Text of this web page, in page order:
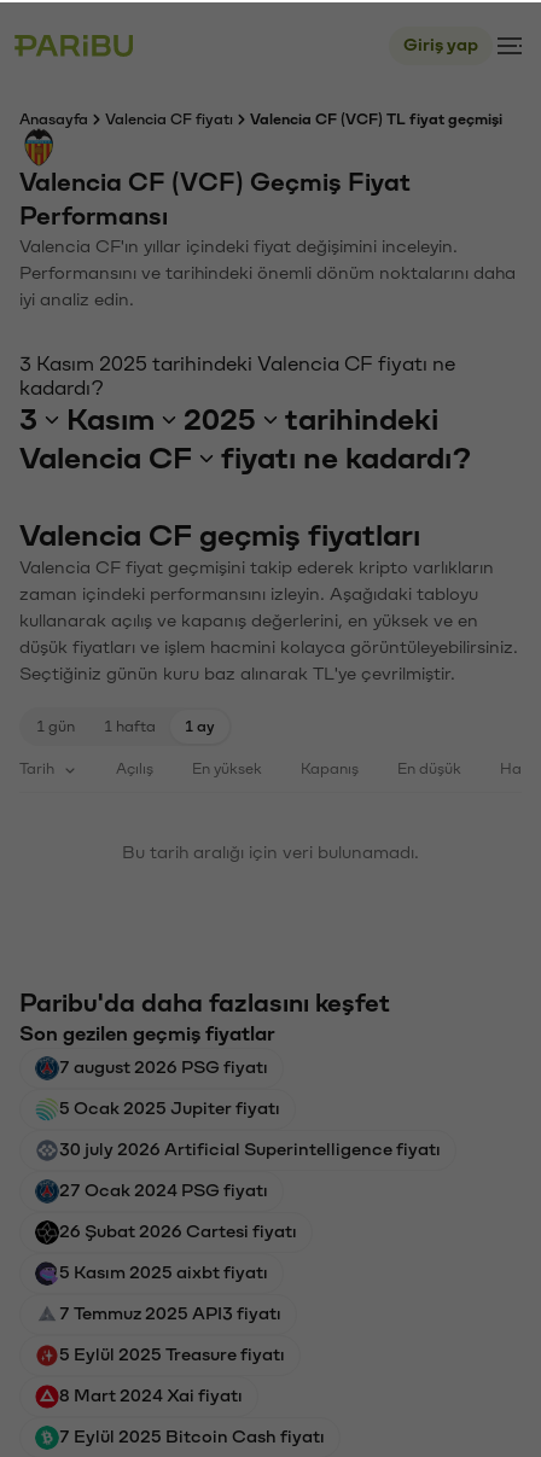
Giriş yap
Anasayfa Valencia CF fiyatı Valencia CF (VCF) TL fiyat geçmişi
Valencia CF (VCF) Geçmiş Fiyat
Performansı
Valencia CF'ın yıllar içindeki fiyat değişimini inceleyin.
Performansını ve tarihindeki önemli dönüm noktalarını daha
iyi analiz edin.
3 Kasım 2025 tarihindeki Valencia CF fiyatı ne
kadardı?
3 Kasım 2025
tarihindeki
Valencia CF
fiyatı ne kadardı?
Valencia CF geçmiş fiyatları
Valencia CF fiyat geçmişini takip ederek kripto varlıkların
zaman içindeki performansını izleyin. Aşağıdaki tabloyu
kullanarak açılış ve kapanış değerlerini, en yüksek ve en
düşük fiyatları ve işlem hacmini kolayca görüntüleyebilirsiniz.
Seçtiğiniz günün kuru baz alınarak TL'ye çevrilmiştir.
1 gün 1 hafta 1 ay
Tarih Açılış En yüksek Kapanış En düşük
Bu tarih aralığı için veri bulunamadı.
Paribu'da daha fazlasını keşfet
Son gezilen geçmiş fiyatlar
7 august 2026 PSG fiyatı
5 Ocak 2025 Jupiter fiyatı
30 july 2026 Artificial Superintelligence fiyatı
27 Ocak 2024 PSG fiyatı
26 Şubat 2026 Cartesi fiyatı
5 Kasım 2025 aixbt fiyatı
7 Temmuz 2025 API3 fiyatı
5 Eylül 2025 Treasure fiyatı
8 Mart 2024 Xai fiyatı
7 Eylül 2025 Bitcoin Cash fiyatı